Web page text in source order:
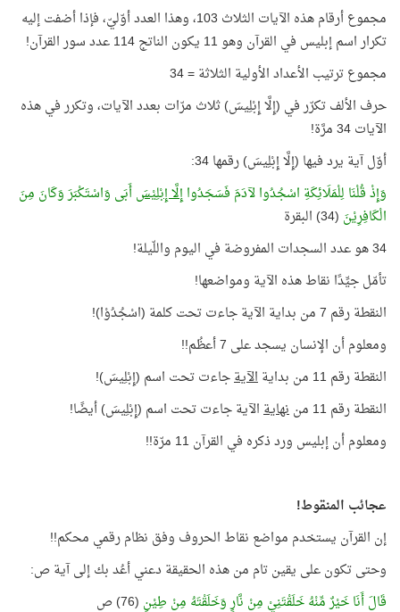
مجموع أرقام هذه الآيات الثلاث 103، وهذا العدد أوّليّ، فإذا أضفت إليه
تكرار اسم إبليس في القرآن وهو 11 يكون الناتج 114 عدد سور القرآن!
مجموع ترتيب الأعداد الأولية الثلاثة = 34
حرف الألف تكرّر في (إِلَّا إِبْلِيسَ) ثلاث مرّات بعدد الآيات، وتكرر في هذه
الآيات 34 مرَّة!
أوّل آية يرد فيها (إِلَّا إِبْلِيسَ) رقمها 34:
وَإِذْ قُلْنَا لِلْمَلَائِكَةِ اسْجُدُوا لآدَمَ فَسَجَدُواإِلَّا إِبْلِيْسَأَبَى وَاسْتَكْبَرَ وَكَانَ مِنَ
الْكَافِرِيْنَ (34) البقرة
34 هو عدد السجدات المفروضة في اليوم واللّيلة!
تأمّل جيِّدًا نقاط هذه الآية ومواضعها!
النقطة رقم 7 من بداية الآية جاءت تحت كلمة (اسْجُدُوْا)!
ومعلوم أن الإنسان يسجد على 7 أعظُم!!
النقطة رقم 11 من بداية
الآيةجاءت تحت اسم (إِبْلِيسَ)!
النقطة رقم 11 من
نهايةالآية جاءت تحت اسم (إِبْلِيسَ) أيضًا!
ومعلوم أن إبليس ورد ذكره في القرآن 11 مرّة!!
عجائب المنقوط!
إن القرآن يستخدم مواضع نقاط الحروف وفق نظام رقمي محكم!!
وحتى تكون على يقين تام من هذه الحقيقة دعني أعُد بك إلى آية ص:
قَالَ أَنَا خَيْرٌ مِّنْهُ خَلَقْتَنِيْ مِنْ نَّارٍ وَخَلَقْتَهُ مِنْ طِيْنٍ (76) ص